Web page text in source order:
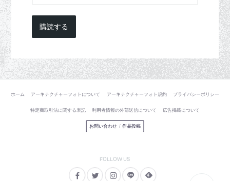
購読する
ホーム アーキテクチャーフォトについて アーキテクチャーフォト規約 プライバシーポリシー
特定商取引法に関する表記 利用者情報の外部送信について 広告掲載について
お問い合わせ / 作品投稿